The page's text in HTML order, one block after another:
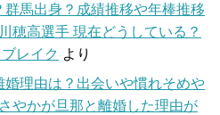
馬出身？成績推移や年棒推移
穂高選手 現在どうしている？
レイク より
理由は？出会いや慣れそめや
やかが旦那と離婚した理由が